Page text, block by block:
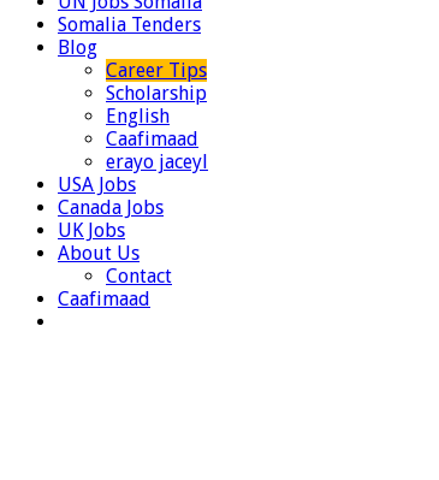
Somalia Tenders
Blog
Career Tips
Scholarship
English
Caafimaad
erayo jaceyl
USA Jobs
Canada Jobs
UK Jobs
About Us
Contact
Caafimaad